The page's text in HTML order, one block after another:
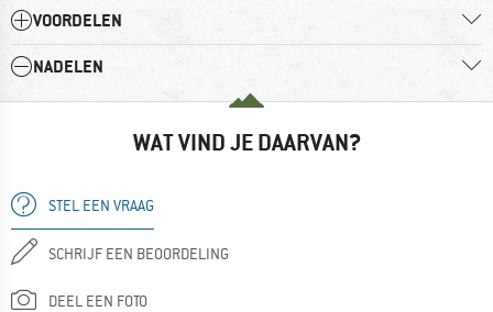
VOORDELEN
NADELEN
WAT VIND JE DAARVAN?
STEL EEN VRAAG
SCHRIJF EEN BEOORDELING
DEEL EEN FOTO